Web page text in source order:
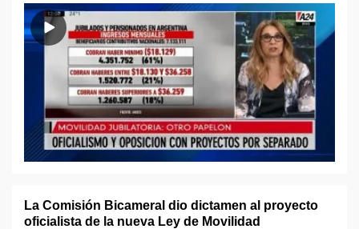
La Comisión Bicameral dio dictamen al proyecto
oficialista de la nueva Ley de Movilidad